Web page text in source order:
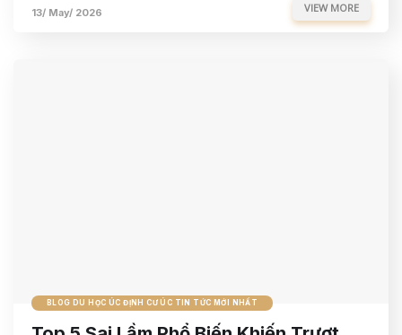
13/ May/ 2026 VIEW MORE
BLOG DU HỌC ÚC ĐỊNH CƯ ÚC TIN TỨC MỚI NHẤT